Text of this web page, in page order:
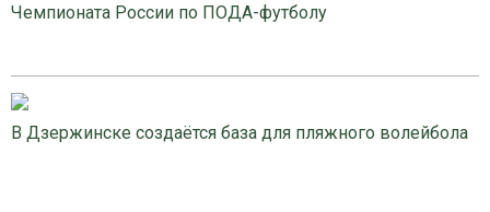
Чемпионата России по ПОДА-футболу
В Дзержинске создаётся база для пляжного волейбола